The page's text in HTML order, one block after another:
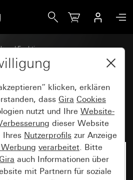
und Funktionen
Elektronik
1fach
KNX
klicken, erklären
dass Gira Cookies
nutzt und Ihre Website-
dieser Website
Ihres Nutzerprofils zur Anzeige
verarbeitet. Bitte
auch Informationen über
mit Partnern für soziale